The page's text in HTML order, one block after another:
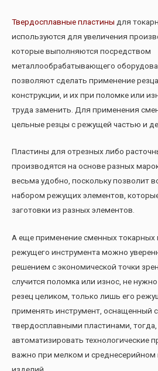
Твердосплавные пластины для
используются для увеличения
которые выполняются посредством
металлообрабатывающего
позволяют сделать применение
конструкции, и их при поломке или
труда заменить. Для применения
цельные резцы с режущей частью и
Пластины для отрезных либо
производятся на основе разных
весьма удобно, поскольку позволит
набором режущих элементов,
заготовки из разных элементов.
А еще применение сменных токарных
режущего инструмента можно
решением с экономической точки
случится поломка или износ, не
резец целиком, только лишь его
применять инструмент, оснащенный
твердосплавными пластинами, тогда,
автоматизировать технологические
важно при мелком и среднесерийном